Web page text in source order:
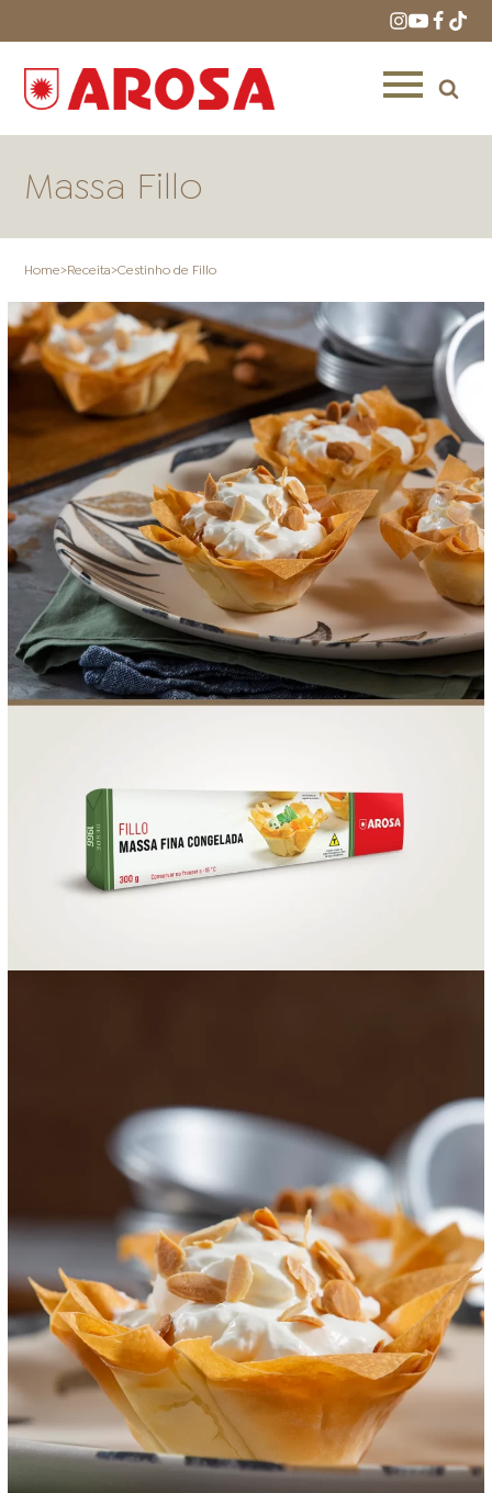
ONDE COMPRAR LOJAS AROSA
DISTRIBUIDORES E
REPRESENTANTES
FOOD SERVICE EMPRESA AGENDA DE CURSOS
INVERNO SAC ACESSO PARA PARCEIROS
Massa Fillo
Home>Receita>Cestinho de Fillo